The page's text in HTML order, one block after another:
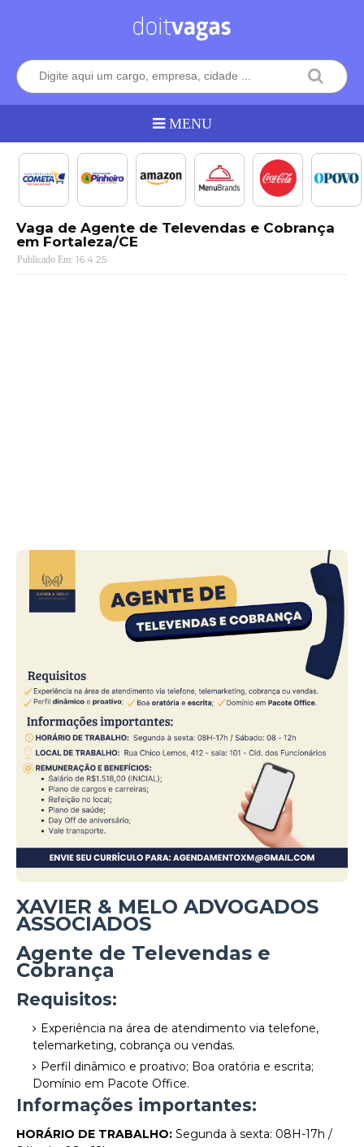
Vaga de Agente de Televendas e Cobrança
em Fortaleza/CE
16.4.25
XAVIER & MELO ADVOGADOS
ASSOCIADOS
Agente de Televendas e
Cobrança
Requisitos:
Experiência na área de atendimento via telefone,
telemarketing, cobrança ou vendas.
Perfil dinâmico e proativo; Boa oratória e escrita;
Domínio em Pacote Office.
Informações importantes:
HORÁRIO DE TRABALHO: Segunda à sexta: 08H-17h /